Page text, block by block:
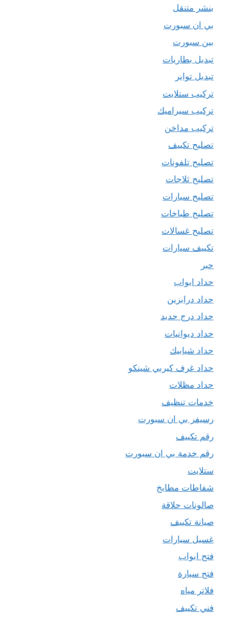
بنشر متنقل
بي ان سبورت
بين سبورت
تبديل بطاريات
تبديل تواير
تركيب ستلايت
تركيب سيراميك
تركيب مداخن
تصليح تكييف
تصليح تلفونات
تصليح ثلاجات
تصليح سيارات
تصليح طباخات
تصليح غسالات
تكييف سيارات
حبر
حداد ابواب
حداد درابزين
حداد درج حديد
حداد ديوانيات
حداد شبابيك
حداد غرف كيربي شينكو
حداد مظلات
خدمات تنظيف
رسيفر بي ان سبورت
رقم تكييف
رقم خدمة بي ان سبورت
ستلايت
شفاطات مطابخ
صالونات حلاقة
صيانة تكييف
غسيل سيارات
فتح ابواب
فتح سيارة
فلاتر مياه
فني تكييف